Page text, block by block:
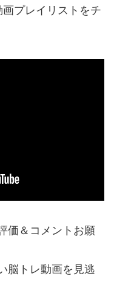
プレイリストをチ
価＆コメントお願
脳トレ動画を見逃